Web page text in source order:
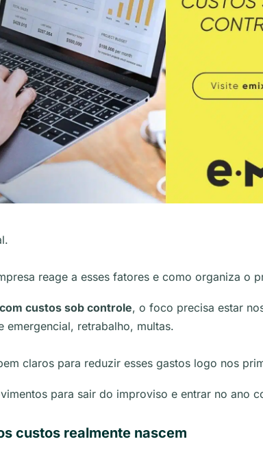
reage a esses fatores e como organiza o
custos sob controle, o foco precisa estar
emergencial, retrabalho, multas.
claros para reduzir esses gastos logo nos
para sair do improviso e entrar no ano
custos realmente nascem